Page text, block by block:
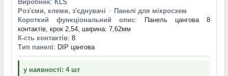
Виробник: KLS
Роз'єми, клеми, з'єднувачі > Панелі для мікросхем
Короткий функціональний опис: Панель цангова 8
контактів, крок 2,54, ширина: 7,62мм
К-сть контактів: 8
Тип панелі: DIP цангова
у наявності: 4 шт